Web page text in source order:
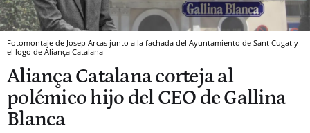
Fotomontaje de Josep Arcas junto a la fachada del Ayuntamiento de Sant Cugat y
el logo de Aliança Catalana
Aliança Catalana corteja al
polémico hijo del CEO de Gallina
Blanca